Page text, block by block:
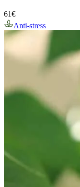
61€
Anti-stress